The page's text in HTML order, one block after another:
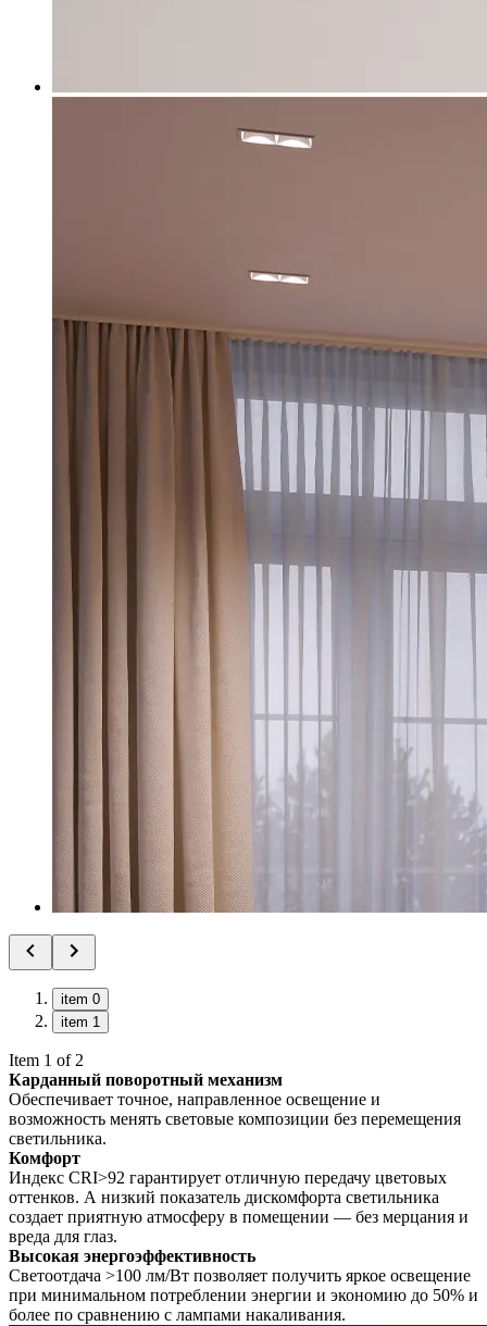
item 0
item 1
Item 1 of 2
Карданный поворотный механизм
Обеспечивает точное, направленное освещение и
возможность менять световые композиции без перемещения
светильника.
Комфорт
Индекс CRI>92 гарантирует отличную передачу цветовых
оттенков. А низкий показатель дискомфорта светильника
создает приятную атмосферу в помещении — без мерцания и
вреда для глаз.
Высокая энергоэффективность
Светоотдача >100 лм/Вт позволяет получить яркое освещение
при минимальном потреблении энергии и экономию до 50% и
более по сравнению с лампами накаливания.